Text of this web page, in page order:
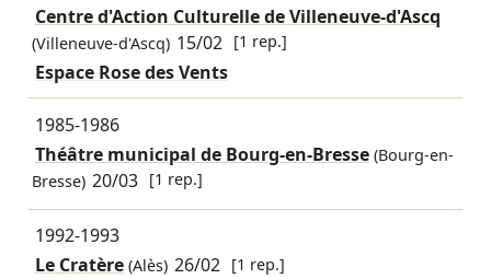
Centre d'Action Culturelle de Villeneuve-d'Ascq
(Villeneuve-d'Ascq) 15/02 [1 rep.]
Espace Rose des Vents
1985-1986
Théâtre municipal de Bourg-en-Bresse(Bourg-en-
Bresse) 20/03 [1 rep.]
1992-1993
Le Cratère(Alès) 26/02 [1 rep.]